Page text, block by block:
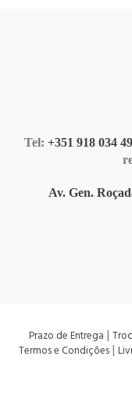
Tel: +351 918 034
Av. Gen.
Prazo de Entrega |
Termos e Condições|